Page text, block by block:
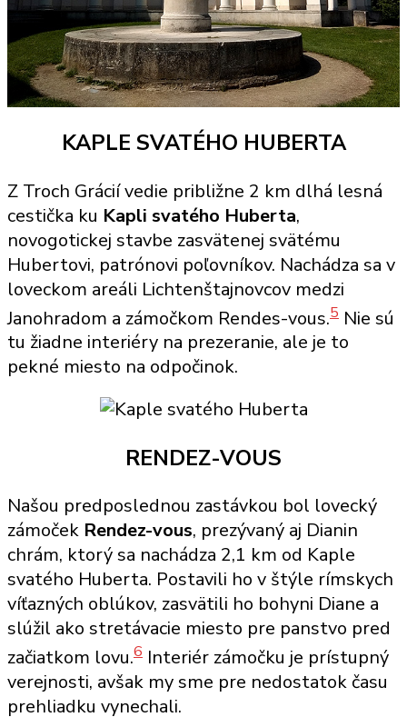
KAPLE SVATÉHO HUBERTA
Z Troch Grácií vedie približne 2 km dlhá lesná
cestička ku Kapli svatého Huberta,
novogotickej stavbe zasvätenej svätému
Hubertovi, patrónovi poľovníkov. Nachádza sa v
loveckom areáli Lichtenštajnovcov medzi
Janohradom a zámočkom Rendes-vous.5 Nie sú
tu žiadne interiéry na prezeranie, ale je to
pekné miesto na odpočinok.
RENDEZ-VOUS
Našou predposlednou zastávkou bol lovecký
zámoček Rendez-vous, prezývaný aj Dianin
chrám, ktorý sa nachádza 2,1 km od Kaple
svatého Huberta. Postavili ho v štýle rímskych
víťazných oblúkov, zasvätili ho bohyni Diane a
slúžil ako stretávacie miesto pre panstvo pred
začiatkom lovu.6 Interiér zámočku je prístupný
verejnosti, avšak my sme pre nedostatok času
prehliadku vynechali.